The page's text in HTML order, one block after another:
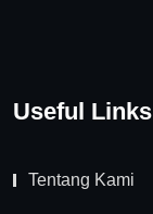
Useful Links
Tentang Kami